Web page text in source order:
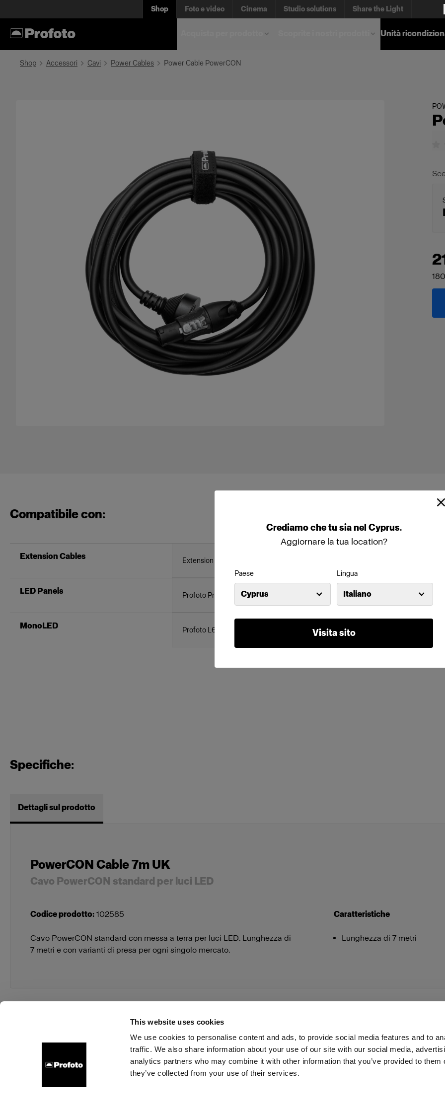
This website uses cookies
We use cookies to personalise content and ads, to provide social media features and to
traffic. We also share information about your use of our site with our social media,
analytics partners who may combine it with other information that you’ve provided to them
they’ve collected from your use of their services.
Crediamochetu sianel Cyprus.
Aggiornare la tua location?
Paese
Cyprus
Lingua
Italiano
Visita sito
Shop Foto e video Cinema Studio solutions Share the Light
Unità
Shop Accessori Cavi Power Cables Power Cable PowerCON
Compatibile con:
Extension Cables Extension Cable PowerCON 10 m
LED Panels Profoto ProPanel 3x2 (2000W)
MonoLED Profoto L600C (600W) Profoto L600D (600W)
Specifiche:
Dettagli sul prodotto
PowerCON Cable 7m UK
Cavo PowerCON standard per luci LED
Codice prodotto: 102585
Cavo PowerCON standard con messa a terra per luci LED. Lunghezza di
7 metri e con varianti di presa per ogni singolo mercato.
Caratteristiche
Lunghezza di 7 metri
Chi siamo Contatti Assistenza Opportunità di lavoro Stampa Investitori Share the Light Withdrawal